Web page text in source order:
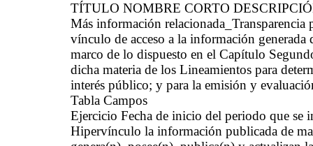
TÍTULO NOMBRE CORTO
Más información
vínculo de acceso a la información
marco de lo dispuesto en el Capítulo
dicha materia de los Lineamientos para
interés público; y para la emisión y
Tabla Campos
Ejercicio Fecha de inicio del periodo que se
Hipervínculo la información publicada de